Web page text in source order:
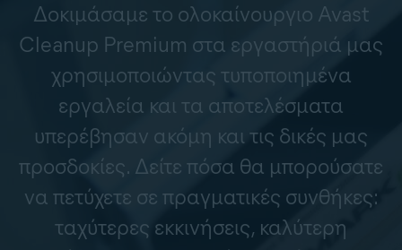
Δοκιμάσαμε το ολοκαίνουργιο Avast
Cleanup Premium στα εργαστήριά μας
χρησιμοποιώντας τυποποιημένα
εργαλεία και τα αποτελέσματα
υπερέβησαν ακόμη και τις δικές μας
προσδοκίες. Δείτε πόσα θα μπορούσατε
να πετύχετε σε πραγματικές συνθήκες:
ταχύτερες εκκινήσεις, καλύτερη